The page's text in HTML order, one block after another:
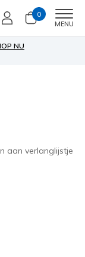
0
MENU
NU
aan verlanglijstje